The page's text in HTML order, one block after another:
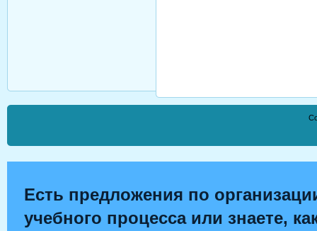
Есть предложения по
учебного процесса или знаете,